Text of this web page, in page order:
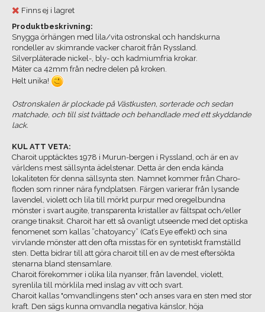
Finns ej i lagret
Produktbeskrivning:
Snygga örhängen med lila/vita ostronskal och handskurna
rondeller av skimrande vacker charoit från Ryssland.
Silverpläterade nickel-, bly- och kadmiumfria krokar.
Mäter ca 42mm från nedre delen på kroken.
Helt unika!
Ostronskalen är plockade på Västkusten, sorterade och sedan
matchade, och till sist tvättade och behandlade med ett skyddande
lack.
KUL ATT VETA:
Charoit upptäcktes 1978 i Murun-bergen i Ryssland, och är en av
världens mest sällsynta ädelstenar. Detta är den enda kända
lokaliteten för denna sällsynta sten. Namnet kommer från Charo-
floden som rinner nära fyndplatsen. Färgen varierar från lysande
lavendel, violett och lila till mörkt purpur med oregelbundna
mönster i svart augite, transparenta kristaller av fältspat och/eller
orange tinaksit. Charoit har ett så ovanligt utseende med det optiska
fenomenet som kallas ”chatoyancy” (Cat’s Eye effekt) och sina
virvlande mönster att den ofta misstas för en syntetiskt framställd
sten. Detta bidrar till att göra charoit till en av de mest eftersökta
stenarna bland stensamlare.
Charoit förekommer i olika lila nyanser, från lavendel, violett,
syrenlila till mörklila med inslag av vitt och svart.
Charoit kallas "omvandlingens sten" och anses vara en sten med stor
kraft. Den sägs kunna omvandla negativa känslor, höja